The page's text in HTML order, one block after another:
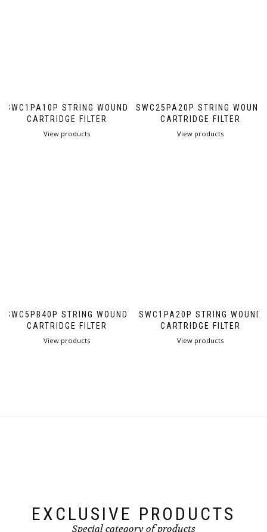
SWC1PA10P STRING WOUND
CARTRIDGE FILTER
View products
SWC25PA20P STRING WOUND
CARTRIDGE FILTER
View products
SWC5PB40P STRING WOUND
CARTRIDGE FILTER
View products
SWC1PA20P STRING WOUND
CARTRIDGE FILTER
View products
EXCLUSIVE PRODUCTS
Special category of products